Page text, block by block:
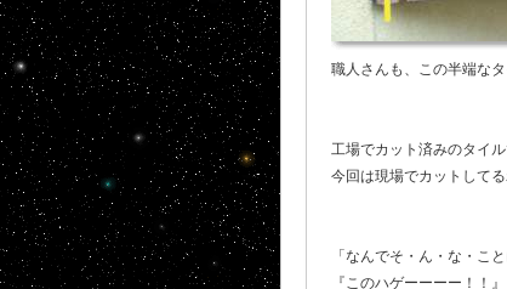
職人さんも、この半端な
工場でカット済みのタイ
今回は現場でカットして
「なんでそ・ん・な・こ
『このハゲーーーー！！』